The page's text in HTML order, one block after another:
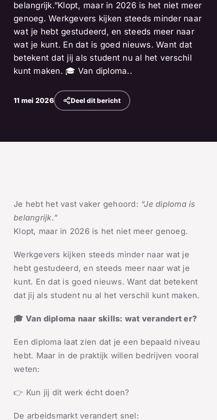
belangrijk.”Klopt, maar in 2026 is het niet meer
genoeg. Werkgevers kijken steeds minder naar
wat je hebt gestudeerd, en steeds meer naar
wat je kunt. En dat is goed nieuws. Want dat
betekent dat jij als student nu al het verschil
kunt maken. 🎓 Van diploma..
11 mei 2026 Deel dit bericht
Je hebt het vast vaker gehoord: “Je diploma is
belangrijk.”
Klopt, maar in 2026 is het niet meer genoeg.
Werkgevers kijken steeds minder naar wat je
hebt gestudeerd, en steeds meer naar wat je
kunt. En dat is goed nieuws. Want dat betekent
dat jij als student nu al het verschil kunt maken.
🎓 Van diploma naar skills: wat verandert er?
Een diploma laat zien dat je een bepaald niveau
hebt. Maar in de praktijk willen bedrijven vooral
weten:
👉 Kun jij dit werk écht doen?
De arbeidsmarkt verandert snel: